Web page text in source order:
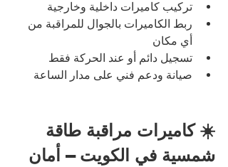
تركيب كاميرات داخلية وخارجية
ربط الكاميرات بالجوال للمراقبة من
أي مكان
تسجيل دائم أو عند الحركة فقط
صيانة ودعم فني على مدار الساعة
☀️ كاميرات مراقبة طاقة
شمسية في الكويت – أمان